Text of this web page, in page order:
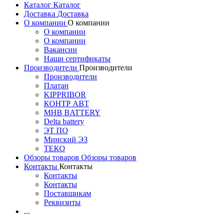
Каталог Каталог
Доставка Доставка
О компании О компании
О компании
О компании
Вакансии
Наши сертификаты
Производители Производители
Производители
Платан
KIPPRIBOR
КОНТР АВТ
MHB BATTERY
Delta battery
ЭT ПО
Минский ЭЗ
ТЕКО
Обзоры товаров Обзоры товаров
Контакты Контакты
Контакты
Контакты
Поставщикам
Реквизиты
...